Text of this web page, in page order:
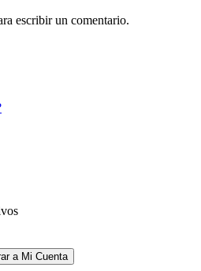
escribir un comentario.
a Mi Cuenta